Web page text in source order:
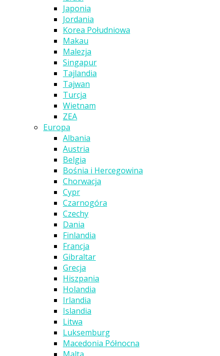
Japonia
Jordania
Korea Południowa
Makau
Malezja
Singapur
Tajlandia
Tajwan
Turcja
Wietnam
ZEA
Europa
Albania
Austria
Belgia
Bośnia i Hercegowina
Chorwacja
Cypr
Czarnogóra
Czechy
Dania
Finlandia
Francja
Gibraltar
Grecja
Hiszpania
Holandia
Irlandia
Islandia
Litwa
Luksemburg
Macedonia Północna